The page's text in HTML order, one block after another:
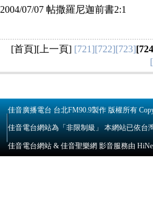
2004/07/07 帖撒羅尼迦前書2:1
[首頁][上一頁] [721][722][723]
佳音廣播電台 台北FM90.9製作 版權所有
佳音電台網站為「非限制級」 本網站已依台
佳音電台網站 & 佳音聖樂網 影音服務由